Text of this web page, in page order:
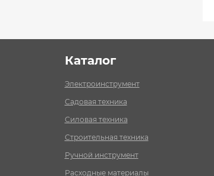
Каталог
Электроинструмент
Садовая техника
Силовая техника
Строительная техника
Ручной инструмент
Расходные материалы